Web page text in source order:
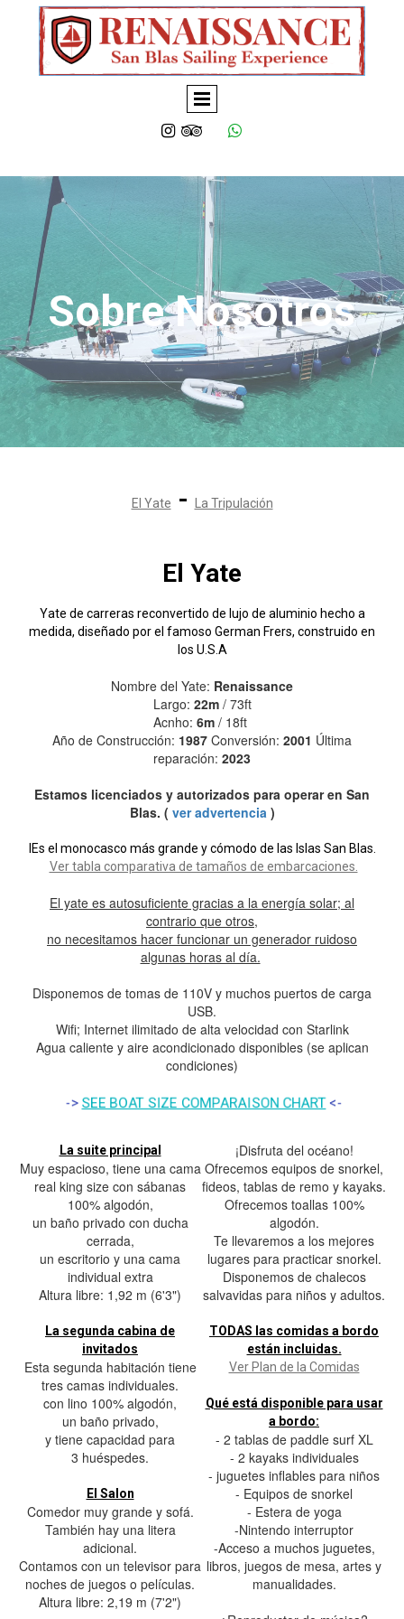
  
Sobre Nosotros
El Yate - La Tripulación
El Yate
Yate de carreras reconvertido de lujo de aluminio hecho a
medida, diseñado por el famoso German Frers, construido en
los U.S.A
Nombre del Yate: Renaissance
Largo: 22m/ 73ft
Acnho: 6m / 18ft
Año de Construcción: 1987 Conversión: 2001 Última
reparación: 2023
Estamos licenciados y autorizados para operar en San
Blas. ( ver advertencia)
IEs el monocasco más grande y cómodo de las Islas San Blas.
Ver tabla comparativa de tamaños de embarcaciones.
El yate es autosuficiente gracias a la energía solar; al
contrario que otros,
no necesitamos hacer funcionar un generador ruidoso
algunas horas al día.
Disponemos de tomas de 110V y muchos puertos de carga
USB.
Wifi; Internet ilimitado de alta velocidad con Starlink
Agua caliente y aire acondicionado disponibles (se aplican
condiciones)
->SEE BOAT SIZE COMPARAISON CHART<-
La suite principal
Muy espacioso, tiene una cama
real king size con sábanas
100% algodón,
un baño privado con ducha
cerrada,
un escritorio y una cama
individual extra
Altura libre: 1,92 m (6'3")
La segunda cabina de
invitados
Esta segunda habitación tiene
tres camas individuales.
con lino 100% algodón,
un baño privado,
y tiene capacidad para
3 huéspedes.
El Salon
Comedor muy grande y sofá.
También hay una litera
adicional.
Contamos con un televisor para
noches de juegos o películas.
Altura libre: 2,19 m (7'2")
¡Disfruta del océano!
Ofrecemos equipos de snorkel,
fideos, tablas de remo y kayaks.
Ofrecemos toallas 100%
algodón.
Te llevaremos a los mejores
lugares para practicar snorkel.
Disponemos de chalecos
salvavidas para niños y adultos.
TODAS las comidas a bordo
están incluidas.
Ver Plan de la Comidas
Qué está disponible para usar
a bordo:
- 2 tablas de paddle surf XL
- 2 kayaks individuales
- juguetes inflables para niños
- Equipos de snorkel
- Estera de yoga
-Nintendo interruptor
-Acceso a muchos juguetes,
libros, juegos de mesa, artes y
manualidades.